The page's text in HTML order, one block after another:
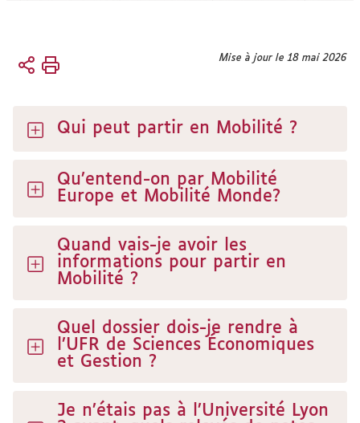
Vous
Accueil Mise à jour le 18 mai 2026
Qui peut partir en Mobilité ?
Qu’entend-on par Mobilité
Europe et Mobilité Monde?
Quand vais-je avoir les
informations pour partir en
Mobilité ?
Quel dossier dois-je rendre à
l’UFR de Sciences Économiques
et Gestion ?
Je n’étais pas à l’Université Lyon